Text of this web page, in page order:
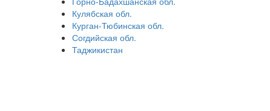
Кулябская обл.
Курган-Тюбинская обл.
Согдийская обл.
Таджикистан